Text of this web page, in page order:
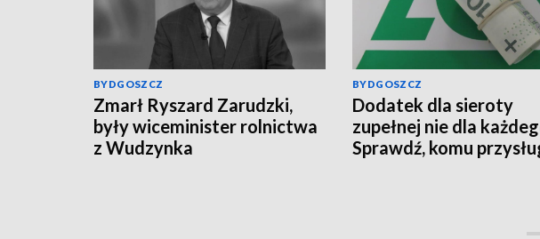
BYDGOSZCZ
Zmarł Ryszard Zarudzki,
były wiceminister rolnictwa
z Wudzynka
BYDGOSZCZ
Dodatek dla sieroty
zupełnej nie dla
Sprawdź, komu